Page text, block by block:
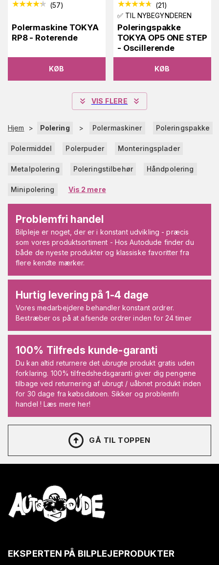
(57)
Polermaskine TOKYA
RP8 - Roterende
KØB
(21)
✅ TIL NYBEGYNDEREN
Poleringspakke
TOKYA OP5 ONE STEP
- Oscillerende
KØB
VIS FLERE
Hjem > Polering > Polermaskiner Poleringspakke
Polermiddel Polerpuder Monteringsplader
Metalpolering Poleringstilbehør Håndpolering
Minipolering Vis 2 mere
Problemfri handel
Bilpleje er noget, der er i konstant udvikling - præcis
som vores produktsortiment - Hos Autodude finder du
både de nyeste produkter og klassiske favoritter fra
flere kendte mærker.
Hurtig levering på 1-4 dage
Vores medarbejdere behandler konstant ordrer.
Bestræber os på at afsende ordrer inden for 24 timer
100% Tilfreds kunde-garanti
Du kan altid returnere det ubrugte produkt gratis uden
forklaring. 100% tilfredshedsgaranti giver dig pengene
tilbage ved returnering af ubrugt / uåbnet produkt inden
for 30 dage fra købsdatoen. Sikker og problemfri
handel ! Læs mere her!
GÅ TIL TOPPEN
EKSPERTEN PÅ BILPLEJEPRODUKTER